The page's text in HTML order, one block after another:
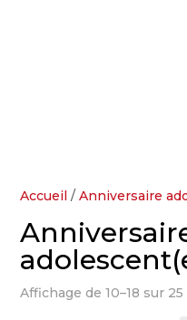
Accueil /Anniversaire
Affichage de 10–18 sur